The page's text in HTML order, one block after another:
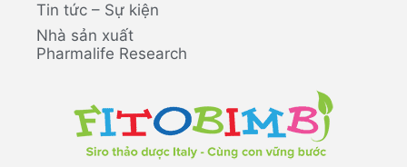
Tin tức – Sự kiện
Nhà sản xuất
Pharmalife Research